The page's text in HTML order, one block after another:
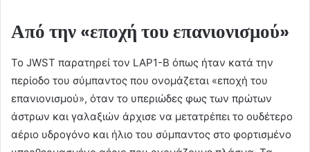
Από την «εποχή του επανιονισμού»
Το JWST παρατηρεί τον LAP1-B όπως ήταν κατά την
περίοδο του σύμπαντος που ονομάζεται «εποχή του
επανιονισμού», όταν το υπεριώδες φως των πρώτων
άστρων και γαλαξιών άρχισε να μετατρέπει το ουδέτερο
αέριο υδρογόνο και ήλιο του σύμπαντος στο φορτισμένο